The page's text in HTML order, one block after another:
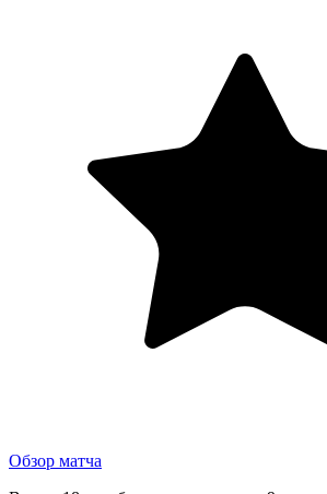
Обзор матча